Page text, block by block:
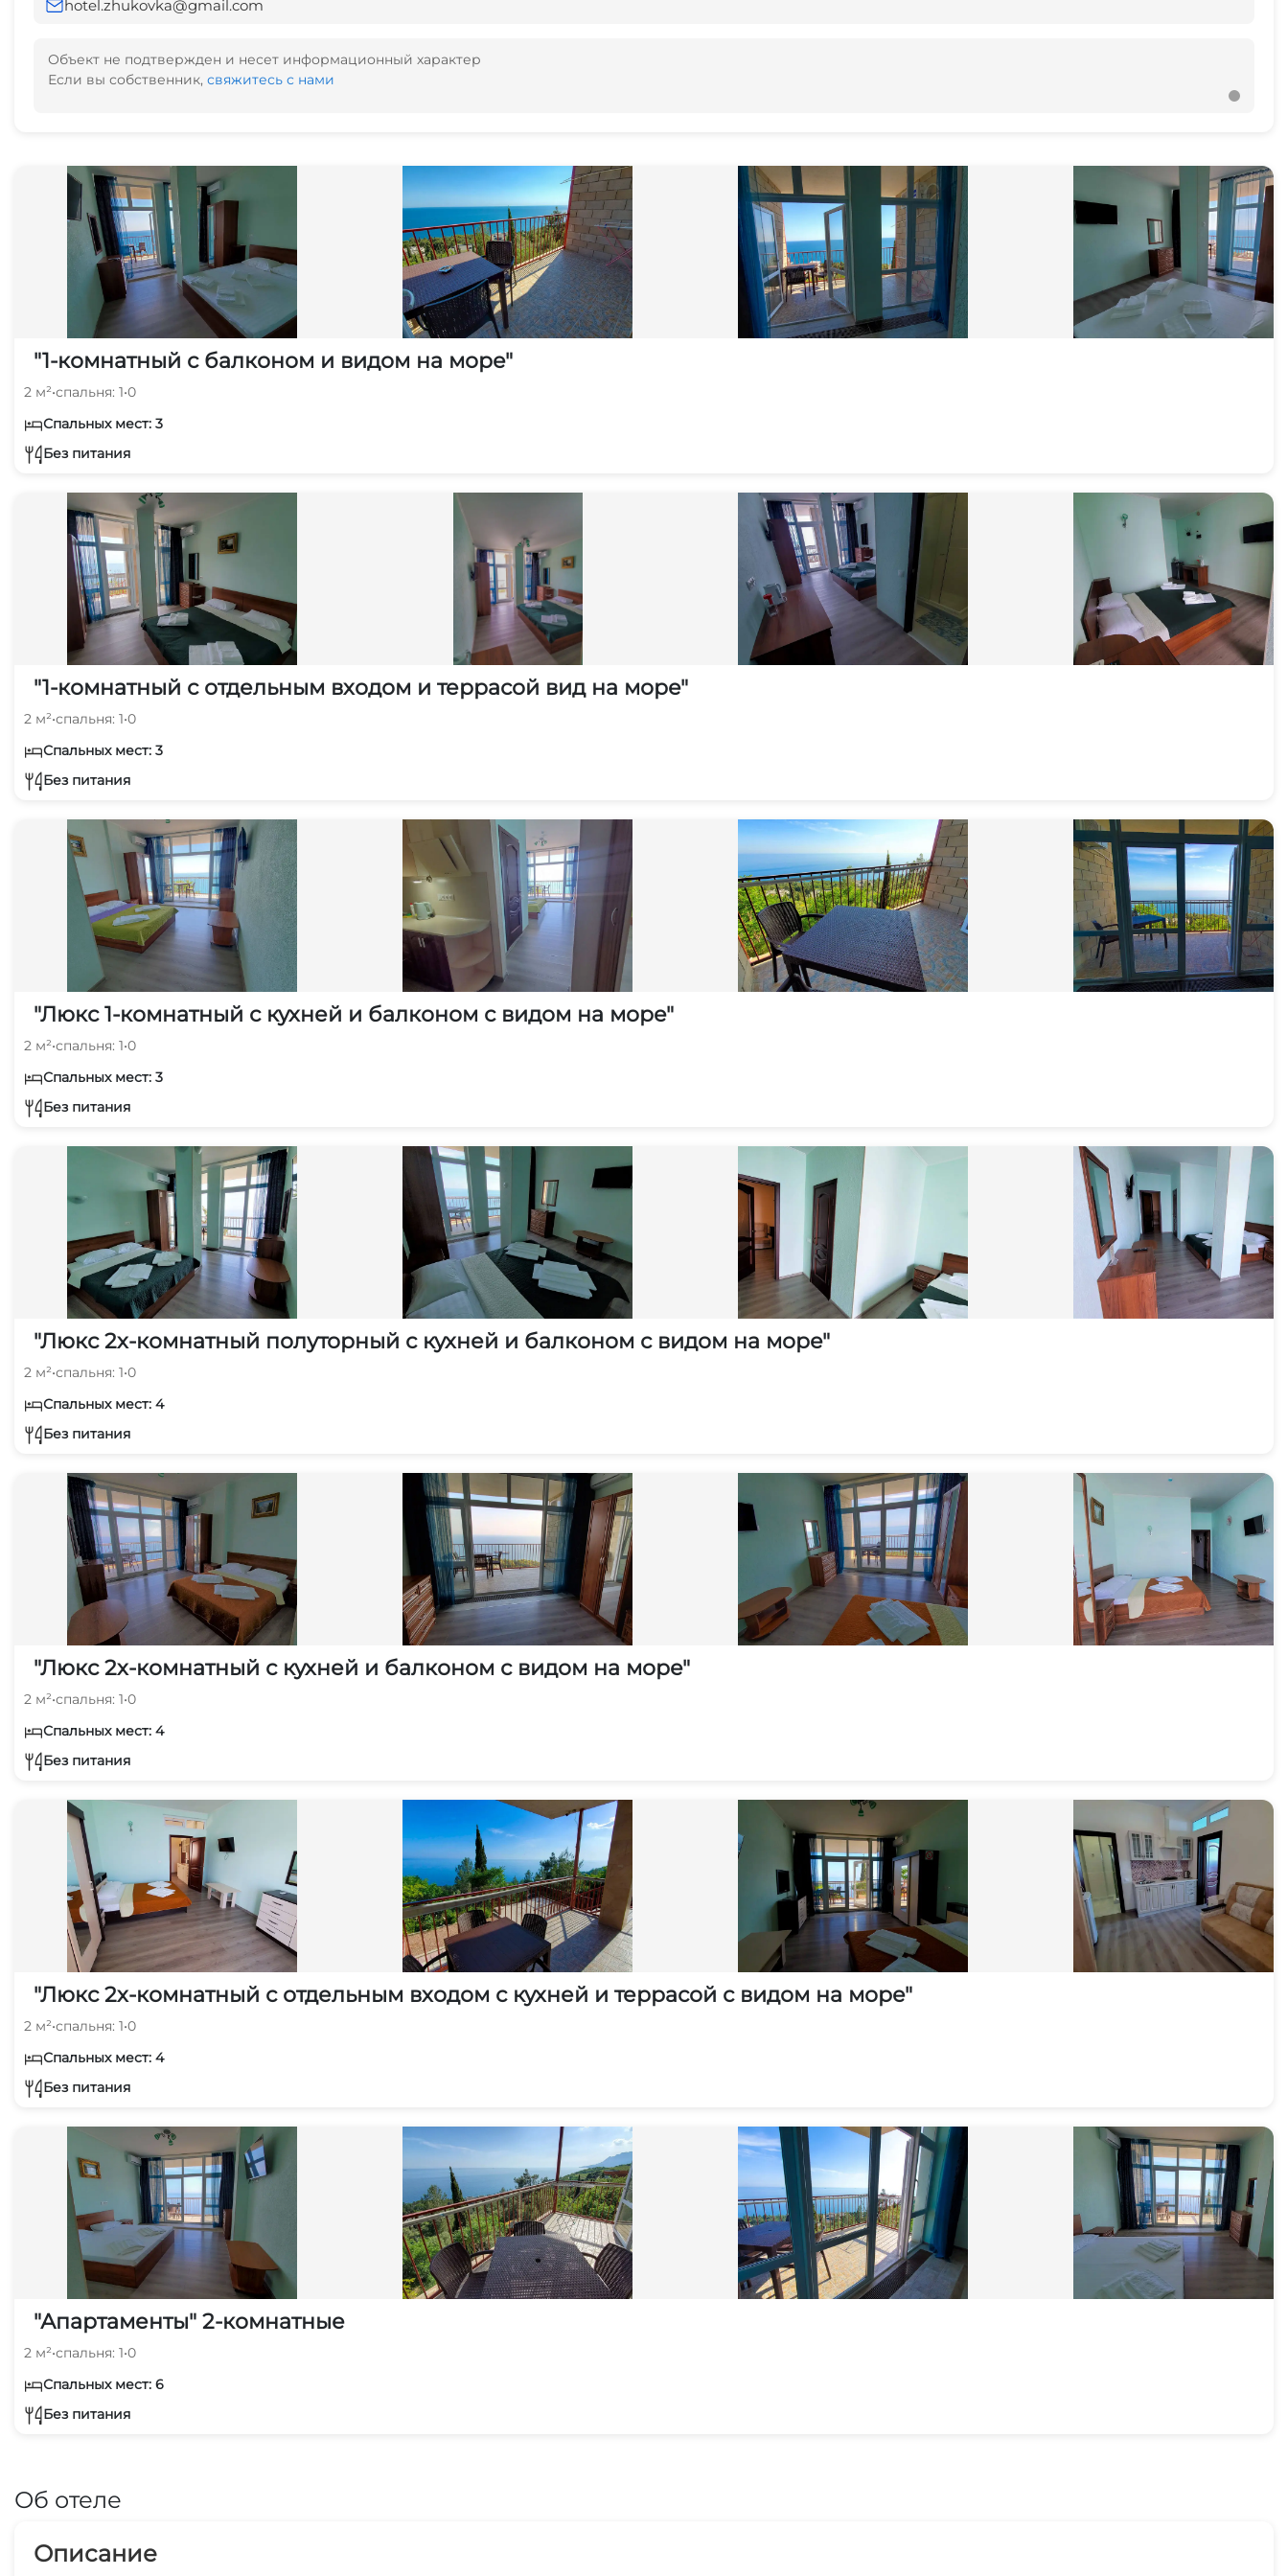
hotel.zhukovka@gmail.com
Объект не подтвержден и несет информационный характер
Если вы собственник, свяжитесь с нами
"1-комнатный с балконом и видом на море"
2 м²•спальня: 1•0
Спальных мест: 3
Без питания
"1-комнатный с отдельным входом и террасой вид на море"
2 м²•спальня: 1•0
Спальных мест: 3
Без питания
"Люкс 1-комнатный с кухней и балконом с видом на море"
2 м²•спальня: 1•0
Спальных мест: 3
Без питания
"Люкс 2х-комнатный полуторный с кухней и балконом с видом на море"
2 м²•спальня: 1•0
Спальных мест: 4
Без питания
"Люкс 2х-комнатный с кухней и балконом с видом на море"
2 м²•спальня: 1•0
Спальных мест: 4
Без питания
"Люкс 2х-комнатный с отдельным входом с кухней и террасой с видом на море"
2 м²•спальня: 1•0
Спальных мест: 4
Без питания
"Апартаменты" 2-комнатные
2 м²•спальня: 1•0
Спальных мест: 6
Без питания
Об отеле
Описание